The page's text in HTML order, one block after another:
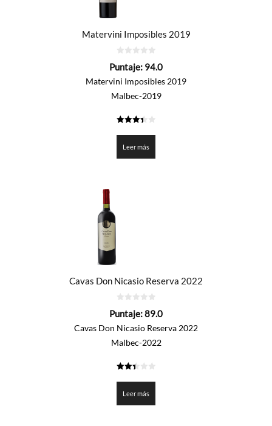
Matervini Imposibles 2019
de
Puntaje: 94.0
Matervini Imposibles 2019
Malbec-2019
de 5
Leer más
Cavas Don Nicasio Reserva 2022
de
Puntaje:89.0
Cavas Don Nicasio Reserva 2022
Malbec-2022
de 5
Leer más